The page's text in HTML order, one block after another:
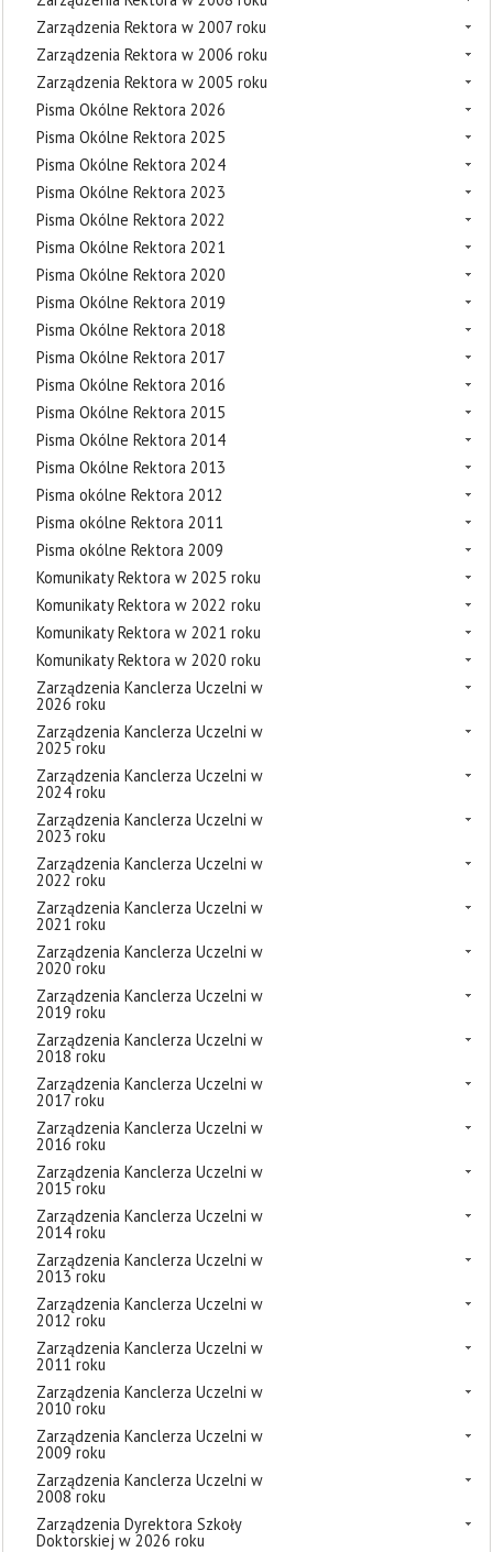
Zarządzenia Rektora w 2007 roku
Zarządzenia Rektora w 2006 roku
Zarządzenia Rektora w 2005 roku
Pisma Okólne Rektora 2026
Pisma Okólne Rektora 2025
Pisma Okólne Rektora 2024
Pisma Okólne Rektora 2023
Pisma Okólne Rektora 2022
Pisma Okólne Rektora 2021
Pisma Okólne Rektora 2020
Pisma Okólne Rektora 2019
Pisma Okólne Rektora 2018
Pisma Okólne Rektora 2017
Pisma Okólne Rektora 2016
Pisma Okólne Rektora 2015
Pisma Okólne Rektora 2014
Pisma Okólne Rektora 2013
Pisma okólne Rektora 2012
Pisma okólne Rektora 2011
Pisma okólne Rektora 2009
Komunikaty Rektora w 2025 roku
Komunikaty Rektora w 2022 roku
Komunikaty Rektora w 2021 roku
Komunikaty Rektora w 2020 roku
Zarządzenia Kanclerza Uczelni w
2026 roku
Zarządzenia Kanclerza Uczelni w
2025 roku
Zarządzenia Kanclerza Uczelni w
2024 roku
Zarządzenia Kanclerza Uczelni w
2023 roku
Zarządzenia Kanclerza Uczelni w
2022 roku
Zarządzenia Kanclerza Uczelni w
2021 roku
Zarządzenia Kanclerza Uczelni w
2020 roku
Zarządzenia Kanclerza Uczelni w
2019 roku
Zarządzenia Kanclerza Uczelni w
2018 roku
Zarządzenia Kanclerza Uczelni w
2017 roku
Zarządzenia Kanclerza Uczelni w
2016 roku
Zarządzenia Kanclerza Uczelni w
2015 roku
Zarządzenia Kanclerza Uczelni w
2014 roku
Zarządzenia Kanclerza Uczelni w
2013 roku
Zarządzenia Kanclerza Uczelni w
2012 roku
Zarządzenia Kanclerza Uczelni w
2011 roku
Zarządzenia Kanclerza Uczelni w
2010 roku
Zarządzenia Kanclerza Uczelni w
2009 roku
Zarządzenia Kanclerza Uczelni w
2008 roku
Zarządzenia Dyrektora Szkoły
Doktorskiej w 2026 roku